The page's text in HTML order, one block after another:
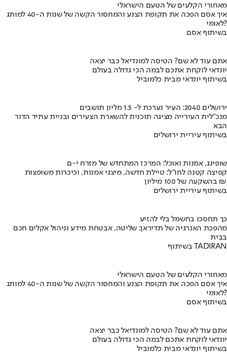
מאחורי הקלעים של הטעם הישראלי
איך אסם הפכה את תקופת הצנע והמחסור הקשה של שנות ה-40 למותג
לאומי?
בשיתוף אסם
אתם עוד לא שם? הטיסה למונדיאל כבר יצאה
יונדאי לוקחת אתכם לבמה הכי גדולה בעולם
בשיתוף יונדאי מבית כלמוביל
ירושלים 2040: העיר נערכת ל- 1.5 מליון תושבים
מנכ"לית העירייה מציגה תוכנית להשארת הצעירים ובניית עתיד הדור
הבא
בשיתוף עיריית ירושלים
שופינג, אמנות ואוכל: המרכז המתחדש של מזרח י-ם
קפיצה קטנה לחו"ל: טיילת חדשה, מיצגי אמנות, וכיכרות משופצות
בהשקעה של 100 מיליון ₪
בשיתוף עיריית ירושלים
כך תחסכו בחשמל בלי להזיע
מהפכת האנרגיה של תדיראן: שליטה, אבטחת מידע וניהול אקלים חכם
בבית
בשיתוף TADIRAN
מאחורי הקלעים של הטעם הישראלי
איך אסם הפכה את תקופת הצנע והמחסור הקשה של שנות ה-40 למותג
לאומי?
בשיתוף אסם
אתם עוד לא שם? הטיסה למונדיאל כבר יצאה
יונדאי לוקחת אתכם לבמה הכי גדולה בעולם
בשיתוף יונדאי מבית כלמוביל